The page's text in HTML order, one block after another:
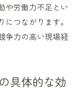
や労働力不足とい
つながります。
争力の高い現場経
具体的な効